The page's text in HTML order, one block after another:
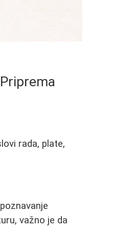
rada, plate,
važno je da